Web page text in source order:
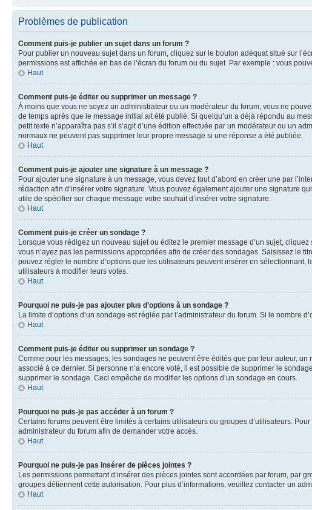
Problèmes de publication
Comment puis-je publier un sujet dans un forum ?
Pour publier un nouveau sujet dans un forum, cliquez sur le bouton adéquat situé sur
permissions est affichée en bas de l’écran du forum ou du sujet. Par exemple : vous
Haut
Comment puis-je éditer ou supprimer un message ?
À moins que vous ne soyez un administrateur ou un modérateur du forum, vous ne
de temps après que le message initial ait été publié. Si quelqu’un a déjà répondu au
petit texte n’apparaîtra pas s’il s’agit d’une édition effectuée par un modérateur ou un
normaux ne peuvent pas supprimer leur propre message si une réponse a été publiée.
Haut
Comment puis-je ajouter une signature à un message ?
Pour ajouter une signature à un message, vous devez tout d’abord en créer une par
rédaction afin d’insérer votre signature. Vous pouvez également ajouter une signature
utile de spécifier sur chaque message votre souhait d’insérer votre signature.
Haut
Comment puis-je créer un sondage ?
Lorsque vous rédigez un nouveau sujet ou éditez le premier message d’un sujet,
vous n’ayez pas les permissions appropriées afin de créer des sondages. Saisissez le
pouvez régler le nombre d’options que les utilisateurs peuvent insérer en
utilisateurs à modifier leurs votes.
Haut
Pourquoi ne puis-je pas ajouter plus d’options à un sondage ?
La limite d’options d’un sondage est réglée par l’administrateur du forum. Si le nombre
Haut
Comment puis-je éditer ou supprimer un sondage ?
Comme pour les messages, les sondages ne peuvent être édités que par leur auteur,
associé à ce dernier. Si personne n’a encore voté, il est possible de supprimer le
supprimer le sondage. Ceci empêche de modifier les options d’un sondage en cours.
Haut
Pourquoi ne puis-je pas accéder à un forum ?
Certains forums peuvent être limités à certains utilisateurs ou groupes d’utilisateurs.
administrateur du forum afin de demander votre accès.
Haut
Pourquoi ne puis-je pas insérer de pièces jointes ?
Les permissions permettant d’insérer des pièces jointes sont accordées par forum, par
groupes détiennent cette autorisation. Pour plus d’informations, veuillez contacter un
Haut